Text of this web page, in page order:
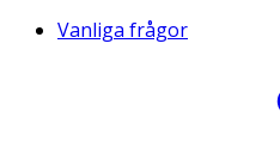
Vanliga frågor